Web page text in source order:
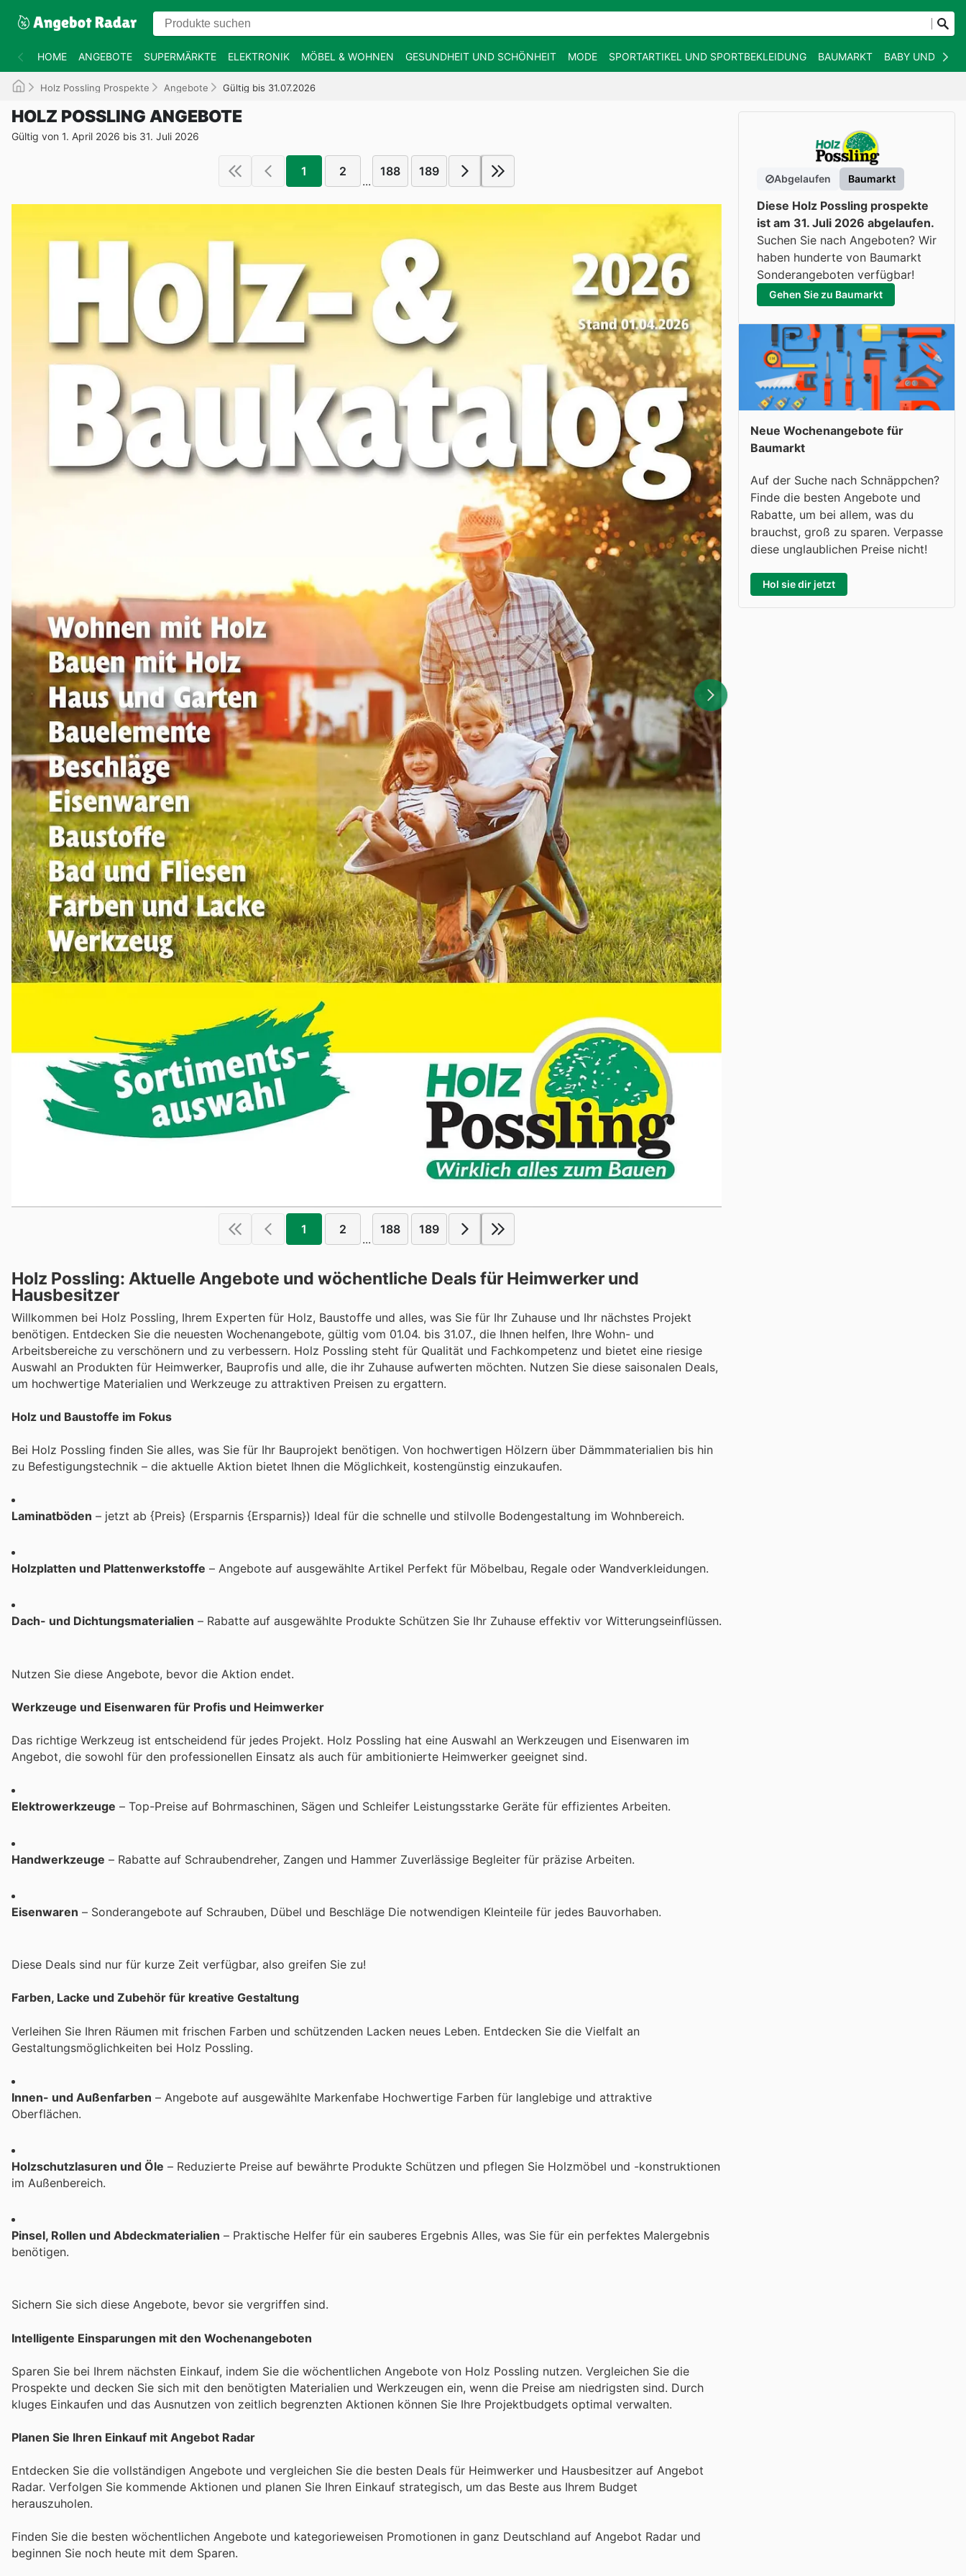
HOME ANGEBOTE SUPERMÄRKTE ELEKTRONIK MÖBEL & WOHNEN GESUNDHEIT UND SCHÖNHEIT MODE SPORTARTIKEL UND SPORTBEKLEIDUNG BAUMARKT BABY UND KIND
Holz Possling Prospekte Angebote Gültig bis 31.07.2026
HOLZ POSSLING ANGEBOTE
Gültig von 1. April 2026 bis 31. Juli 2026
1 2
...
188 189
1 2
...
188 189
Holz Possling: Aktuelle Angebote und wöchentliche Deals für Heimwerker und
Hausbesitzer
Willkommen bei Holz Possling, Ihrem Experten für Holz, Baustoffe und alles, was Sie für Ihr Zuhause und Ihr nächstes Projekt
benötigen. Entdecken Sie die neuesten Wochenangebote, gültig vom 01.04. bis 31.07., die Ihnen helfen, Ihre Wohn- und
Arbeitsbereiche zu verschönern und zu verbessern. Holz Possling steht für Qualität und Fachkompetenz und bietet eine riesige
Auswahl an Produkten für Heimwerker, Bauprofis und alle, die ihr Zuhause aufwerten möchten. Nutzen Sie diese saisonalen Deals,
um hochwertige Materialien und Werkzeuge zu attraktiven Preisen zu ergattern.
Holz und Baustoffe im Fokus
Bei Holz Possling finden Sie alles, was Sie für Ihr Bauprojekt benötigen. Von hochwertigen Hölzern über Dämmmaterialien bis hin
zu Befestigungstechnik – die aktuelle Aktion bietet Ihnen die Möglichkeit, kostengünstig einzukaufen.
Laminatböden – jetzt ab {Preis} (Ersparnis {Ersparnis}) Ideal für die schnelle und stilvolle Bodengestaltung im Wohnbereich.
Holzplatten und Plattenwerkstoffe – Angebote auf ausgewählte Artikel Perfekt für Möbelbau, Regale oder Wandverkleidungen.
Dach- und Dichtungsmaterialien – Rabatte auf ausgewählte Produkte Schützen Sie Ihr Zuhause effektiv vor Witterungseinflüssen.
Nutzen Sie diese Angebote, bevor die Aktion endet.
Werkzeuge und Eisenwaren für Profis und Heimwerker
Das richtige Werkzeug ist entscheidend für jedes Projekt. Holz Possling hat eine Auswahl an Werkzeugen und Eisenwaren im
Angebot, die sowohl für den professionellen Einsatz als auch für ambitionierte Heimwerker geeignet sind.
Elektrowerkzeuge – Top-Preise auf Bohrmaschinen, Sägen und Schleifer Leistungsstarke Geräte für effizientes Arbeiten.
Handwerkzeuge – Rabatte auf Schraubendreher, Zangen und Hammer Zuverlässige Begleiter für präzise Arbeiten.
Eisenwaren – Sonderangebote auf Schrauben, Dübel und Beschläge Die notwendigen Kleinteile für jedes Bauvorhaben.
Diese Deals sind nur für kurze Zeit verfügbar, also greifen Sie zu!
Farben, Lacke und Zubehör für kreative Gestaltung
Verleihen Sie Ihren Räumen mit frischen Farben und schützenden Lacken neues Leben. Entdecken Sie die Vielfalt an
Gestaltungsmöglichkeiten bei Holz Possling.
Innen- und Außenfarben – Angebote auf ausgewählte Markenfabe Hochwertige Farben für langlebige und attraktive
Oberflächen.
Holzschutzlasuren und Öle – Reduzierte Preise auf bewährte Produkte Schützen und pflegen Sie Holzmöbel und -konstruktionen
im Außenbereich.
Pinsel, Rollen und Abdeckmaterialien – Praktische Helfer für ein sauberes Ergebnis Alles, was Sie für ein perfektes Malergebnis
benötigen.
Sichern Sie sich diese Angebote, bevor sie vergriffen sind.
Intelligente Einsparungen mit den Wochenangeboten
Sparen Sie bei Ihrem nächsten Einkauf, indem Sie die wöchentlichen Angebote von Holz Possling nutzen. Vergleichen Sie die
Prospekte und decken Sie sich mit den benötigten Materialien und Werkzeugen ein, wenn die Preise am niedrigsten sind. Durch
kluges Einkaufen und das Ausnutzen von zeitlich begrenzten Aktionen können Sie Ihre Projektbudgets optimal verwalten.
Planen Sie Ihren Einkauf mit Angebot Radar
Entdecken Sie die vollständigen Angebote und vergleichen Sie die besten Deals für Heimwerker und Hausbesitzer auf Angebot
Radar. Verfolgen Sie kommende Aktionen und planen Sie Ihren Einkauf strategisch, um das Beste aus Ihrem Budget
herauszuholen.
Finden Sie die besten wöchentlichen Angebote und kategorieweisen Promotionen in ganz Deutschland auf Angebot Radar und
beginnen Sie noch heute mit dem Sparen.
Abgelaufen Baumarkt
Diese Holz Possling prospekte
ist am 31. Juli 2026 abgelaufen.
Suchen Sie nach Angeboten? Wir
haben hunderte von Baumarkt
Sonderangeboten verfügbar!
Gehen Sie zu Baumarkt
Neue Wochenangebote für
Baumarkt
Auf der Suche nach Schnäppchen?
Finde die besten Angebote und
Rabatte, um bei allem, was du
brauchst, groß zu sparen. Verpasse
diese unglaublichen Preise nicht!
Hol sie dir jetzt